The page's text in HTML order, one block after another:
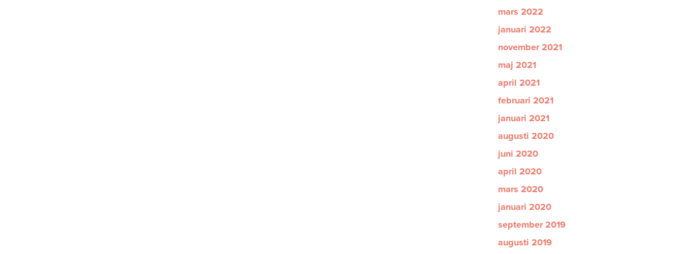
mars 2022
januari 2022
november 2021
maj 2021
april 2021
februari 2021
januari 2021
augusti 2020
juni 2020
april 2020
mars 2020
januari 2020
september 2019
augusti 2019